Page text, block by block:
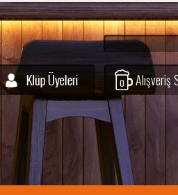
Alışveriş
0
Select